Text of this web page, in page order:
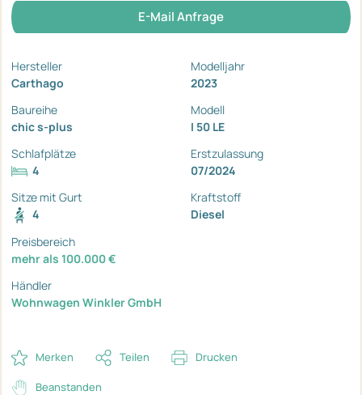
E-Mail Anfrage
Hersteller
Carthago
Modelljahr
2023
Baureihe
chic s-plus
Modell
I 50 LE
Schlafplätze
4
Erstzulassung
07/2024
Sitze mit Gurt
4
Kraftstoff
Diesel
Preisbereich
mehr als 100.000 €
Händler
Wohnwagen Winkler GmbH
Merken Teilen Drucken
Beanstanden